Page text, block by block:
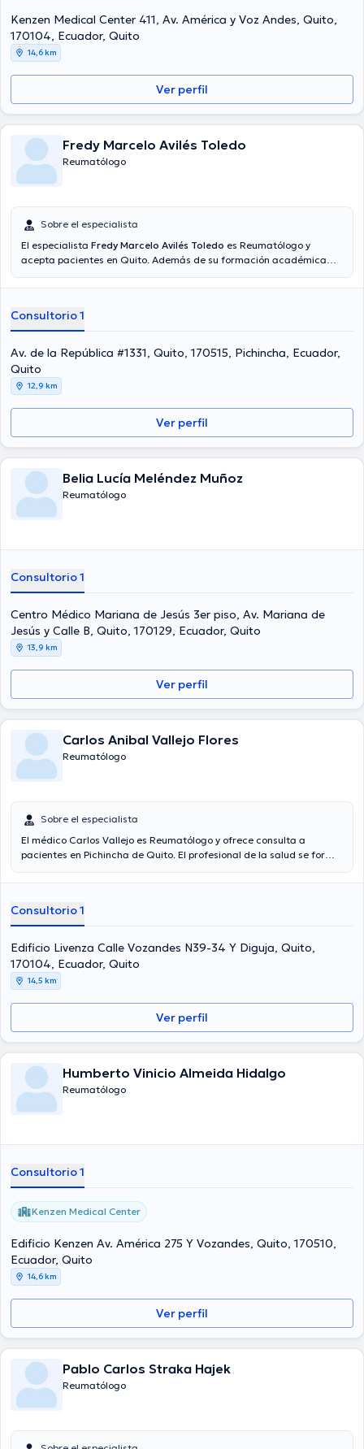
Kenzen Medical Center 411, Av. América y Voz Andes, Quito,
170104, Ecuador, Quito
14,6 km
Ver perfil
Fredy Marcelo Avilés Toledo
Reumatólogo
Sobre el especialista
El especialista Fredy Marcelo Avilés Toledo es Reumatólogo y
acepta pacientes en Quito. Además de su formación académica
de especialidad. El Dr. cuenta con varios años de experiencia
desempeñado como miembro de diversas asociaciones médicas.
Fredy Marcelo Avilés Toledo ha formado parte en considerables
conferencias con el ideal de tener una formación continua en su
disciplina de especialización y ha compartido numerosas ediciones.
Consultorio 1
Av. de la República #1331, Quito, 170515, Pichincha, Ecuador,
Quito
12,9 km
Ver perfil
Belia Lucía Meléndez Muñoz
Reumatólogo
Consultorio 1
Centro Médico Mariana de Jesús 3er piso, Av. Mariana de
Jesús y Calle B, Quito, 170129, Ecuador, Quito
13,9 km
Ver perfil
Carlos Anibal Vallejo Flores
Reumatólogo
Sobre el especialista
El médico Carlos Vallejo es Reumatólogo y ofrece consulta a
pacientes en Pichincha de Quito. El profesional de la salud se formó
conocimientos en su área de especialidad. El médico tiene 10 años
como miembro de diversas asociaciones médicas. Carlos Vallejo ha
intervenido en diversas conferencias con la intención de lograr
tener una formación continua en su temática de especialización y
ha difundido diversos artículos.
Consultorio 1
Edificio Livenza Calle Vozandes N39-34 Y Diguja, Quito,
170104, Ecuador, Quito
14,5 km
Ver perfil
Humberto Vinicio Almeida Hidalgo
Reumatólogo
Consultorio 1
Kenzen Medical Center
Edificio Kenzen Av. América 275 Y Vozandes, Quito, 170510,
Ecuador, Quito
14,6 km
Ver perfil
Pablo Carlos Straka Hajek
Reumatólogo